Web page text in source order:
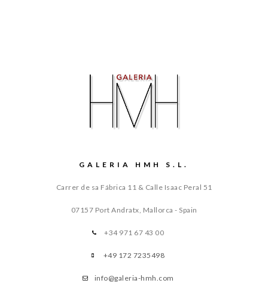
GALERIA HMH S.L.
Carrer de sa Fábrica 11 & Calle Isaac Peral 51
07157 Port Andratx, Mallorca - Spain
+34 971 67 43 00
+49 172 7235498
info@galeria-hmh.com